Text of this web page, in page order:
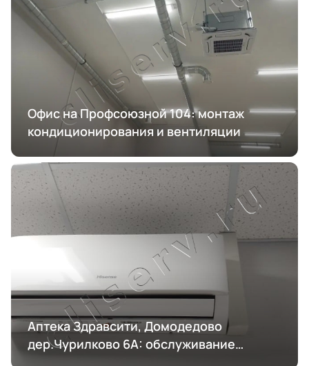
Офис на Профсоюзной 104: монтаж
кондиционирования и вентиляции
Аптека Здравсити, Домодедово
дер.Чурилково 6А: обслуживание